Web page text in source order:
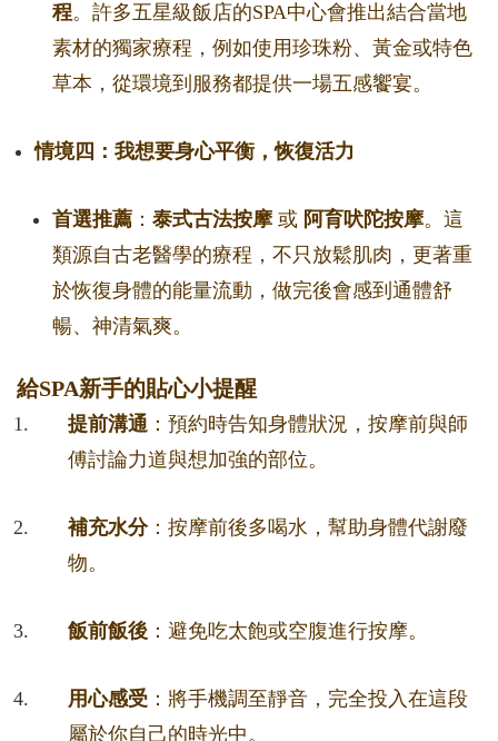
程。許多五星級飯店的SPA中心會推出結合當地
素材的獨家療程，例如使用珍珠粉、黃金或特色
草本，從環境到服務都提供一場五感饗宴。
情境四：我想要身心平衡，恢復活力
首選推薦 ： 泰式古法按摩或 阿育吠陀按摩。這
類源自古老醫學的療程，不只放鬆肌肉，更著重
於恢復身體的能量流動，做完後會感到通體舒
暢、神清氣爽。
給SPA新手的貼心小提醒
提前溝通 ：預約時告知身體狀況，按摩前與師
傅討論力道與想加強的部位。
補充水分：按摩前後多喝水，幫助身體代謝廢
物。
飯前飯後 ：避免吃太飽或空腹進行按摩。
用心感受 ：將手機調至靜音，完全投入在這段
屬於你自己的時光中。